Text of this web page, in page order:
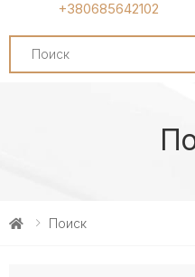
+380685642102
Search
Поиск